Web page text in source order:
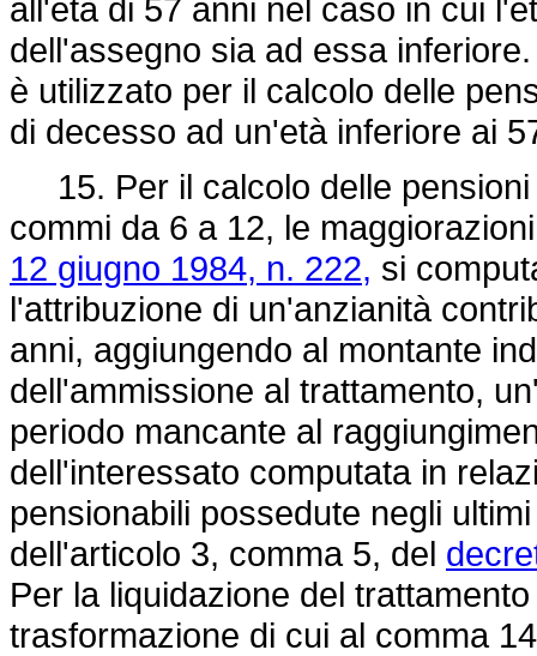
all'età di 57 anni nel caso in cui
dell'assegno sia ad essa
è utilizzato per il calcolo delle
di decesso ad un'età inferiore ai
15. Per il calcolo delle pensioni
commi da 6 a 12, le
12 giugno 1984, n. 222, si
l'attribuzione di un'anzianità
anni, aggiungendo al montante
dell'ammissione al trattamento,
periodo mancante al
dell'interessato computata in
pensionabili possedute negli
dell'articolo 3, comma 5, del
Per la liquidazione del
trasformazione di cui al comma